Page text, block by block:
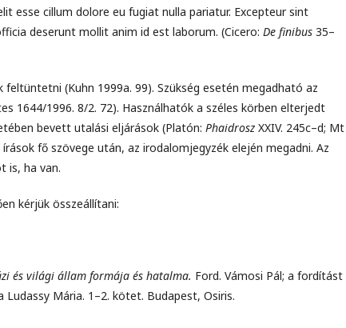
esse cillum dolore eu fugiat nulla pariatur. Excepteur sint
deserunt mollit anim id est laborum. (Cicero: De finibus 35–
(Kuhn 1999a. 99). Szükség esetén megadható az
1644/1996. 8/2. 72). Használhatók a széles körben elterjedt
bevett utalási eljárások (Platón: Phaidrosz XXIV. 245c–d; Mt
fő szövege után, az irodalomjegyzék elején megadni. Az
is, ha van.
kérjük összeállítani:
és világi állam formája és hatalma. Ford. Vámosi Pál; a fordítást
Mária. 1–2. kötet. Budapest, Osiris.